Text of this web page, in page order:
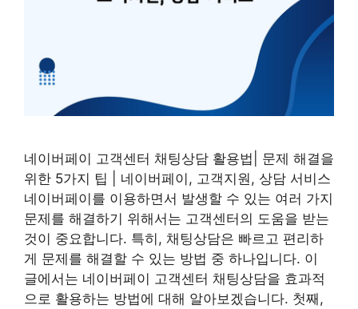
네이버페이 고객센터 채팅상담 활용법| 문제 해결을
위한 5가지 팁 | 네이버페이, 고객지원, 상담 서비스
네이버페이를 이용하면서 발생할 수 있는 여러 가지
문제를 해결하기 위해서는 고객센터의 도움을 받는
것이 중요합니다. 특히, 채팅상담은 빠르고 편리하
게 문제를 해결할 수 있는 방법 중 하나입니다. 이
글에서는 네이버페이 고객센터 채팅상담을 효과적
으로 활용하는 방법에 대해 알아보겠습니다. 첫째,